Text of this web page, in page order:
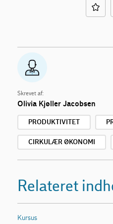
Skrevet af:
Olivia Kjøller Jacobsen
PRODUKTIVITET
CIRKULÆR ØKONOMI
Relateret
Kursus